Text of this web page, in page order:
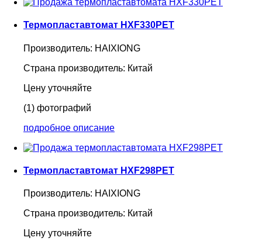
Термопластавтомат HXF330PET
Производитель: HAIXIONG
Страна производитель: Китай
Цену уточняйте
(1) фотографий
подробное описание
Термопластавтомат HXF298PET
Производитель: HAIXIONG
Страна производитель: Китай
Цену уточняйте